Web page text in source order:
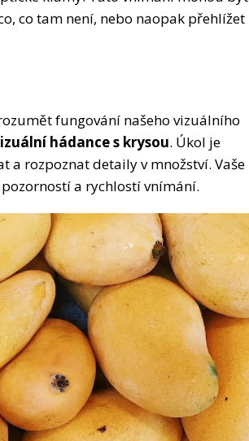
co tam není, nebo naopak přehlížet
fungování našeho vizuálního
hádance s krysou. Úkol je
a rozpoznat detaily v množství. Vaše
a rychlostí vnímání.